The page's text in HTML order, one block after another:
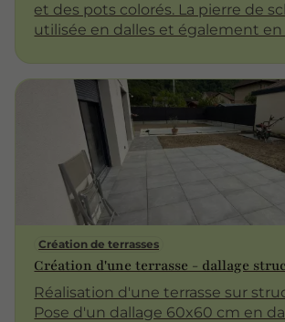
et des pots colorés. La pierre de
utilisée en dalles et également
nuages pour apporter plus de
visuelle à la zone.
Création de terrasses
Création d'une terrasse - dallage
Réalisation d'une terrasse sur
Pose d'un dallage 60x60 cm en